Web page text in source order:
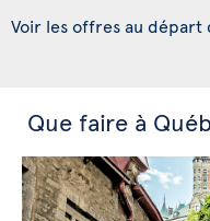
Voir les offres au départ
Que faire à